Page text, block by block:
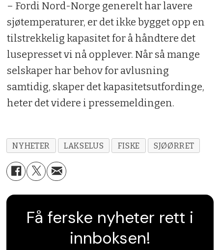
– Fordi Nord-Norge generelt har lavere
sjøtemperaturer, er det ikke bygget opp en
tilstrekkelig kapasitet for å håndtere det
lusepresset vi nå opplever. Når så mange
selskaper har behov for avlusning
samtidig, skaper det kapasitetsutfordinge,
heter det videre i pressemeldingen.
NYHETER LAKSELUS FISKE SJØØRRET
Få ferske nyheter rett i
innboksen!